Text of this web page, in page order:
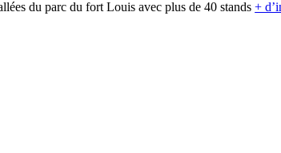
du parc du fort Louis avec plus de 40 stands+